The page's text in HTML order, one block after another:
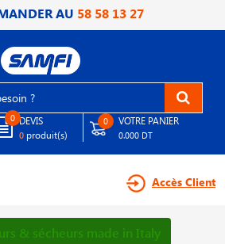
AU 58 58 13 27
0 DEVIS
0 produit(s)
0 VOTRE PANIER
0.000 DT
Accès Client
& sécheurs made in Italy